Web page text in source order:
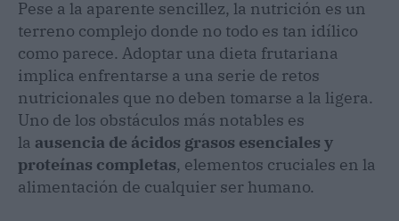
Pese a la aparente sencillez, la nutrición es un
terreno complejo donde no todo es tan idílico
como parece. Adoptar una dieta frutariana
implica enfrentarse a una serie de retos
nutricionales que no deben tomarse a la ligera.
Uno de los obstáculos más notables es
la ausencia de ácidos grasos esenciales y
proteínas completas, elementos cruciales en la
alimentación de cualquier ser humano.